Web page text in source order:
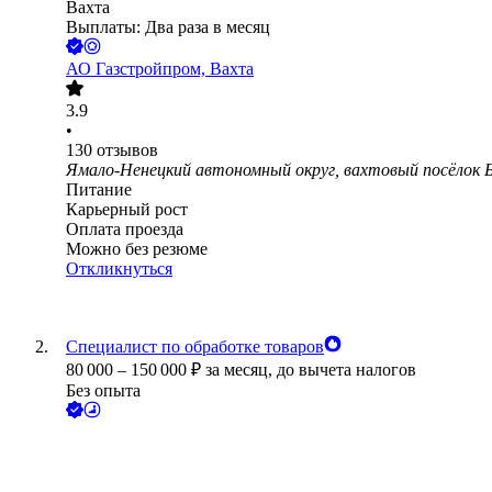
Вахта
Выплаты: Два раза в месяц
АО Газстройпром, Вахта
3.9
•
130 отзывов
Ямало-Ненецкий автономный округ, вахтовый посёлок
Питание
Карьерный рост
Оплата проезда
Можно без резюме
Откликнуться
Специалист по обработке товаров
80 000 – 150 000 ₽ за месяц, до вычета налогов
Без опыта